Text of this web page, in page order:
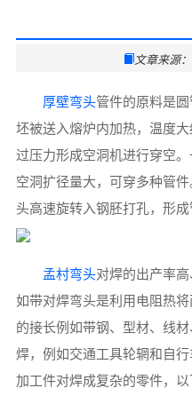
文章来源
厚壁弯头管件的原料是
坯被送入熔炉内加热，温度
过压力形成空洞机进行穿空
空洞扩径量大，可穿多种管
头高速旋转入钢胚打孔，形
孟村弯头对焊的出产率
如带对焊弯头是利用电阻热
的接长例如带钢、型材、线
焊，例如交通工具轮辋和自
加工件对焊成复杂的零件，